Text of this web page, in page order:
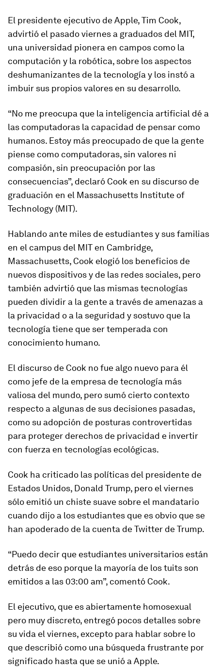
El presidente ejecutivo de Apple, Tim Cook,
advirtió el pasado viernes a graduados del MIT,
una universidad pionera en campos como la
computación y la robótica, sobre los aspectos
deshumanizantes de la tecnología y los instó a
imbuir sus propios valores en su desarrollo.
“No me preocupa que la inteligencia artificial dé a
las computadoras la capacidad de pensar como
humanos. Estoy más preocupado de que la gente
piense como computadoras, sin valores ni
compasión, sin preocupación por las
consecuencias”, declaró Cook en su discurso de
graduación en el Massachusetts Institute of
Technology (MIT).
Hablando ante miles de estudiantes y sus familias
en el campus del MIT en Cambridge,
Massachusetts, Cook elogió los beneficios de
nuevos dispositivos y de las redes sociales, pero
también advirtió que las mismas tecnologías
pueden dividir a la gente a través de amenazas a
la privacidad o a la seguridad y sostuvo que la
tecnología tiene que ser temperada con
conocimiento humano.
El discurso de Cook no fue algo nuevo para él
como jefe de la empresa de tecnología más
valiosa del mundo, pero sumó cierto contexto
respecto a algunas de sus decisiones pasadas,
como su adopción de posturas controvertidas
para proteger derechos de privacidad e invertir
con fuerza en tecnologías ecológicas.
Cook ha criticado las políticas del presidente de
Estados Unidos, Donald Trump, pero el viernes
sólo emitió un chiste suave sobre el mandatario
cuando dijo a los estudiantes que es obvio que se
han apoderado de la cuenta de Twitter de Trump.
“Puedo decir que estudiantes universitarios están
detrás de eso porque la mayoría de los tuits son
emitidos a las 03:00 am”, comentó Cook.
El ejecutivo, que es abiertamente homosexual
pero muy discreto, entregó pocos detalles sobre
su vida el viernes, excepto para hablar sobre lo
que describió como una búsqueda frustrante por
significado hasta que se unió a Apple.